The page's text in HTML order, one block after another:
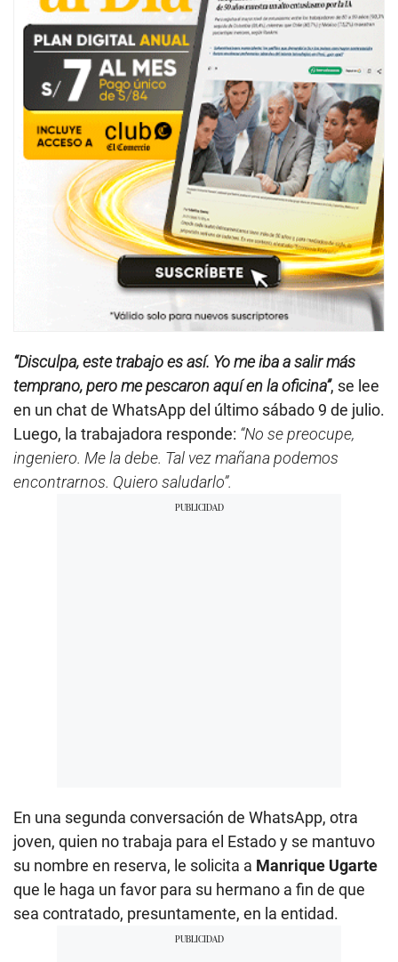
“Disculpa, este trabajo es así. Yo me iba a salir más
temprano, pero me pescaron aquí en la oficina”, se lee
en un chat de WhatsApp del último sábado 9 de julio.
Luego, la trabajadora responde: “No se preocupe,
ingeniero. Me la debe. Tal vez mañana podemos
encontrarnos. Quiero saludarlo”.
En una segunda conversación de WhatsApp, otra
joven, quien no trabaja para el Estado y se mantuvo
su nombre en reserva, le solicita a Manrique Ugarte
que le haga un favor para su hermano a fin de que
sea contratado, presuntamente, en la entidad.